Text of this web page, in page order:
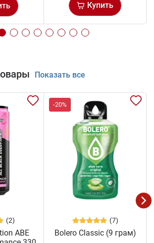
Купить
Показать все
(2)
ABE
-20%
(7)
Bolero Classic (9 грам)